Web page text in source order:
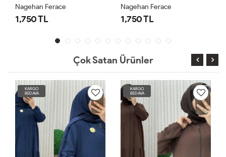
Nagehan Ferace
1,750 TL
Nagehan Ferace
1,750 TL
Çok Satan Ürünler
KARGO
BEDAVA
KARGO
BEDAVA